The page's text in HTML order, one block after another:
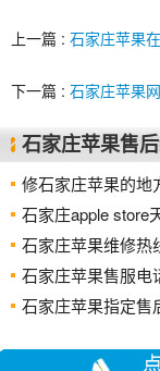
上一篇 : 石家庄苹果
下一篇 : 石家庄苹果
石家庄苹果售
修石家庄苹果的地
石家庄apple store
石家庄苹果维修热
石家庄苹果售服电
石家庄苹果指定售